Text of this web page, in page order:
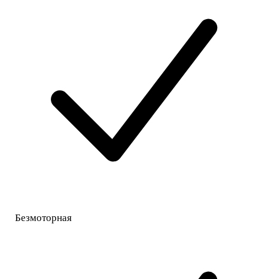
Безмоторная